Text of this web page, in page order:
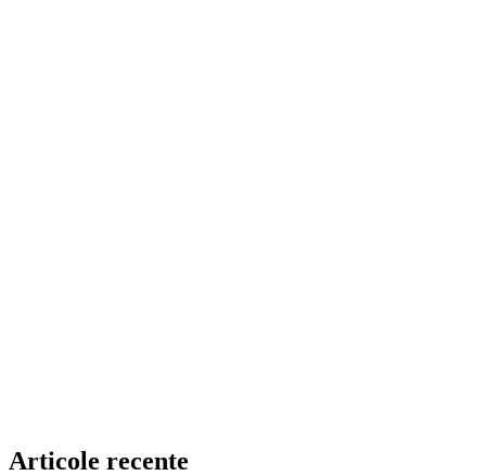
Articole recente